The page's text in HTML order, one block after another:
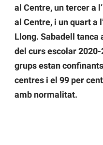
al Centre, un tercer a
al Centre, i un quart a
Llong. Sabadell
del curs escolar
grups estan
centres i el 99 per
amb normalitat.